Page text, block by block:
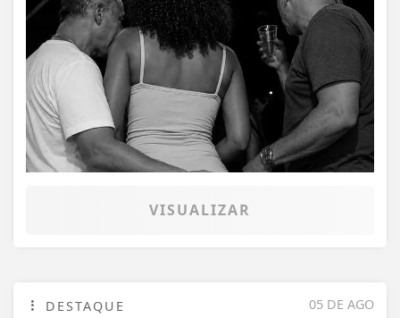
VISUALIZAR
05 DE AGO
DESTAQUE